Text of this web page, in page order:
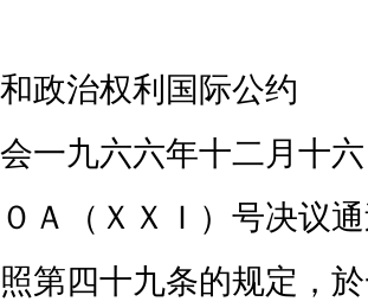
政治权利国际公约
一九六六年十二月十
Ａ（ＸＸＩ）号决议
第四十九条的规定，